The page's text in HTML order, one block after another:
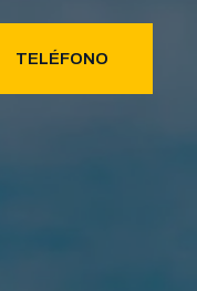
TELÉFONO